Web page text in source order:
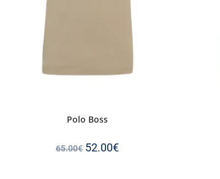
Polo Boss
65.00€ 52.00€